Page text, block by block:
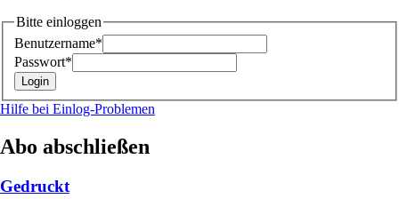
Bitte einloggen
Benutzername*
Passwort*
Hilfe bei Einlog-Problemen
Abo abschließen
Gedruckt